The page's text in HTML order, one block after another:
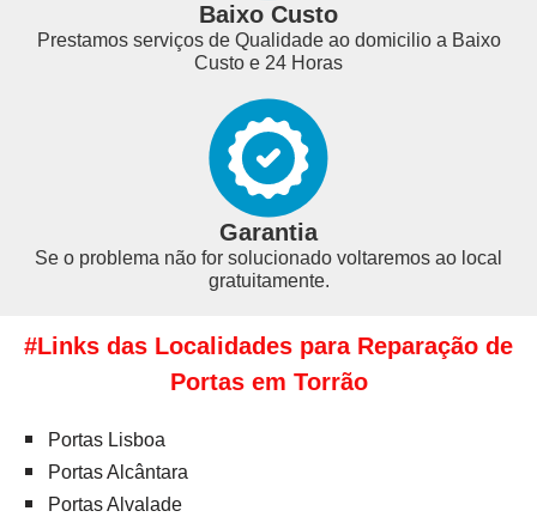
Baixo Custo
Prestamos serviços de Qualidade ao domicilio a Baixo
Custo e 24 Horas
Garantia
Se o problema não for solucionado voltaremos ao local
gratuitamente.
#Links das Localidades para Reparação de
Portas em Torrão
Portas Lisboa
Portas Alcântara
Portas Alvalade